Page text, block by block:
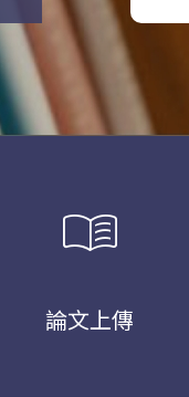
menu_book
論文上傳